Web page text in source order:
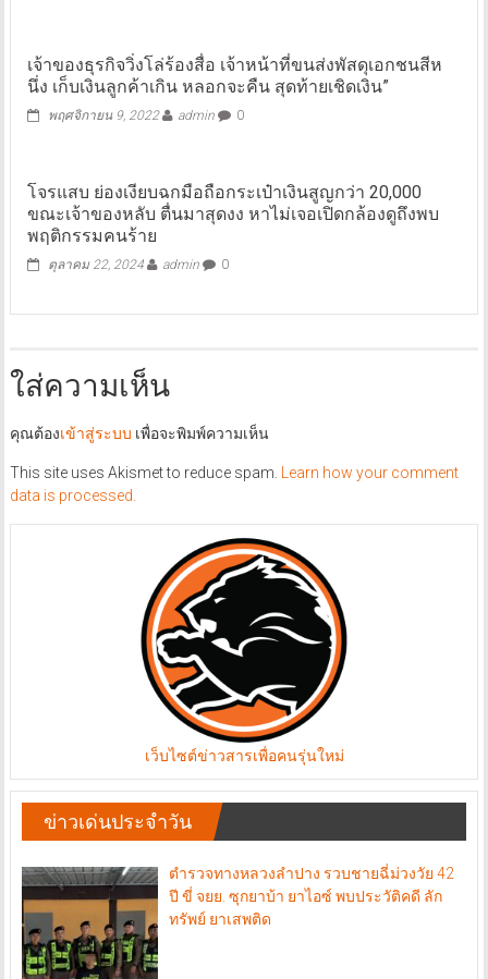
เจ้าของธุรกิจวิ่งโล่ร้องสื่อ เจ้าหน้าที่ขนส่งพัสดุเอกชนสีห
นึ่ง เก็บเงินลูกค้าเกิน หลอกจะคืน สุดท้ายเชิดเงิน”
พฤศจิกายน 9, 2022 admin 0
โจรแสบ ย่องเงียบฉกมือถือกระเป๋าเงินสูญกว่า 20,000
ขณะเจ้าของหลับ ตื่นมาสุดงง หาไม่เจอเปิดกล้องดูถึงพบ
พฤติกรรมคนร้าย
ตุลาคม 22, 2024 admin 0
ใส่ความเห็น
คุณต้องเข้าสู่ระบบ เพื่อจะพิมพ์ความเห็น
This site uses Akismet to reduce spam.
Learn how your comment
data is processed.
เว็บไซต์ข่าวสารเพื่อคนรุ่นใหม่
ข่าวเด่นประจำวัน
ตำรวจทางหลวงลำปาง รวบชายฉี่ม่วงวัย 42
ปี ขี่ จยย. ซุกยาบ้า ยาไอซ์ พบประวัติคดี ลัก
ทรัพย์ ยาเสพติด